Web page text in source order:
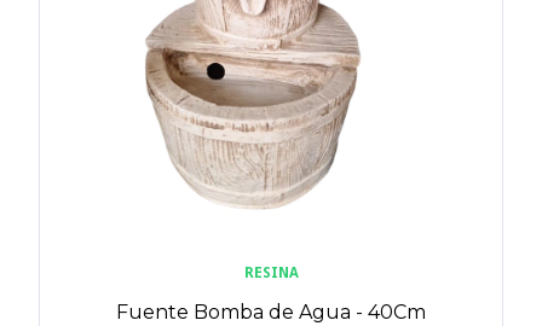
RESINA
Fuente Bomba de Agua - 40Cm